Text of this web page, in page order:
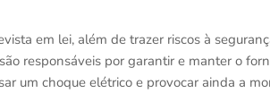
em lei, além de trazer riscos à
responsáveis por garantir e manter o
um choque elétrico e provocar ainda a